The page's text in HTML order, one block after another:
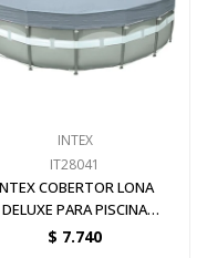
INTEX
IT28041
COBERTOR LONA
DELUXE PARA PISCINA
DIÁMETRO 5.49
$ 7.740